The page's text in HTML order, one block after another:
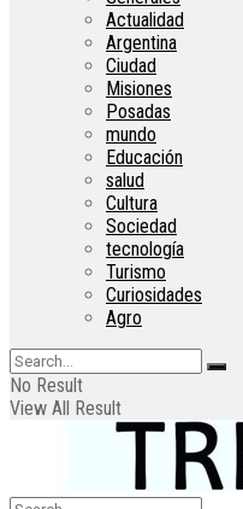
Actualidad
Argentina
Ciudad
Misiones
Posadas
mundo
Educación
salud
Cultura
Sociedad
tecnología
Turismo
Curiosidades
Agro
No Result
View All Result